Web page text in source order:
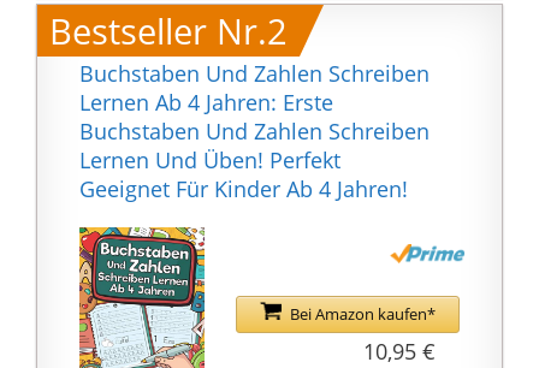
Bestseller Nr.2
Buchstaben Und Zahlen Schreiben
Lernen Ab 4 Jahren: Erste
Buchstaben Und Zahlen Schreiben
Lernen Und Üben! Perfekt
Geeignet Für Kinder Ab 4 Jahren!
Bei Amazon kaufen*
10,95 €